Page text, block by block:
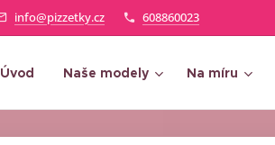
info@pizzetky.cz 608860023
Úvod Naše modely Na míru